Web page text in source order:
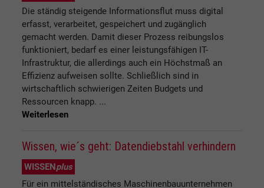
Die ständig steigende Informationsflut muss digital
erfasst, verarbeitet, gespeichert und zugänglich
gemacht werden. Damit dieser Prozess reibungslos
funktioniert, bedarf es einer leistungsfähigen IT-
Infrastruktur, die allerdings auch ein Höchstmaß an
Effizienz aufweisen sollte. Schließlich sind in
wirtschaftlich schwierigen Zeiten Budgets und
Ressourcen knapp. ...
Weiterlesen
Wissen, wie´s geht: Datendiebstahl verhindern
WISSEN plus
Für ein mittelständisches Maschinenbauunternehmen